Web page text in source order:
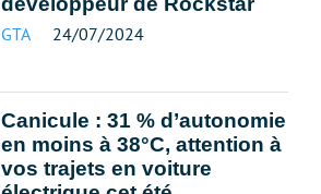
GTA 24/07/2024
Canicule : 31 % d’autonomie
en moins à 38°C, attention à
vos trajets en voiture